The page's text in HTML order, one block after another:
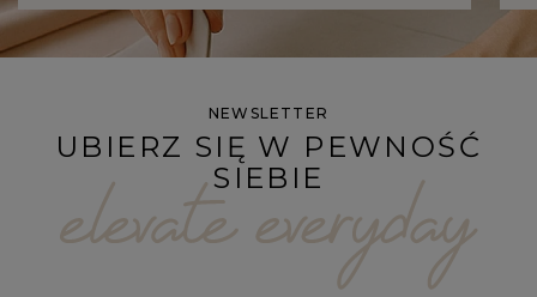
NEWSLETTER
UBIERZ SIĘ W PEWNOŚĆ
SIEBIE